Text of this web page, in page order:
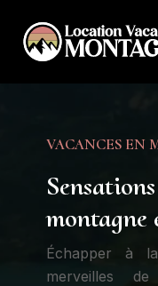
VACANCES EN
montagne
Échapper à
merveilles